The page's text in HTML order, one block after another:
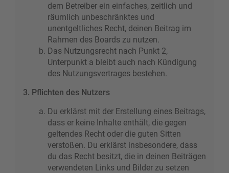
dem Betreiber ein einfaches, zeitlich und
räumlich unbeschränktes und
unentgeltliches Recht, deinen Beitrag im
Rahmen des Boards zu nutzen.
Das Nutzungsrecht nach Punkt 2,
Unterpunkt a bleibt auch nach Kündigung
des Nutzungsvertrages bestehen.
3. Pflichten des Nutzers
Du erklärst mit der Erstellung eines Beitrags,
dass er keine Inhalte enthält, die gegen
geltendes Recht oder die guten Sitten
verstoßen. Du erklärst insbesondere, dass
du das Recht besitzt, die in deinen Beiträgen
verwendeten Links und Bilder zu setzen